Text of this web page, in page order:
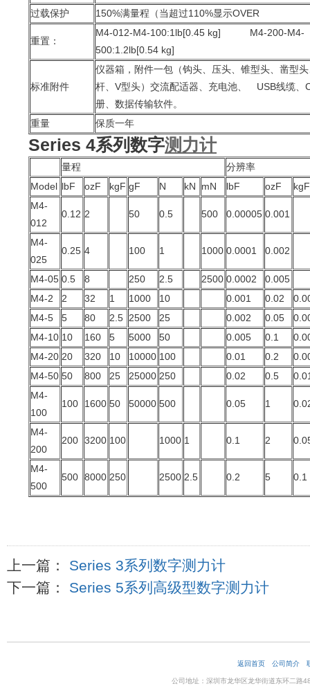
过载保护
150%满量程（当超过110%显示OVER
重置：
M4-012-M4-100:1lb[0.45 kg] M4-200-M4-
500:1.2lb[0.54 kg]
标准附件
仪器箱，附件一包（钩头、压头、锥型头、凿型
杆、V型头）交流配适器、充电池、 USB线缆、
册、数据传输软件。
重量
保质一年
Series 4系列数字测力计
量程
分辨率
Model lbF ozF kgF gF N kN mN lbF ozF
kgF
M4-
012
0.12 2 50 0.5 500 0.00005 0.001
M4-
025
0.25 4 100 1 1000 0.0001 0.002
M4-05 0.5 8 250 2.5 2500 0.0002
0.005
M4-2
2 32 1 1000 10 0.001 0.02
M4-5
5 80 2.5 2500 25 0.002 0.05
M4-10 10 160 5 5000 50 0.005 0.1
M4-20 20 320 10 10000 100 0.01 0.2
M4-50 50 800 25 25000 250 0.02 0.5
M4-
100
100 1600 50 50000 500 0.05 1
M4-
200
200 3200 100 1000 1 0.1 2
M4-
500
500 8000 250 2500 2.5 0.2 5 0.1
上一篇： Series 3系列数字测力计
下一篇： Series 5系列高级型数字测力计
返回首页 公司简介
公司地址：深圳市龙华区龙华街道东环二